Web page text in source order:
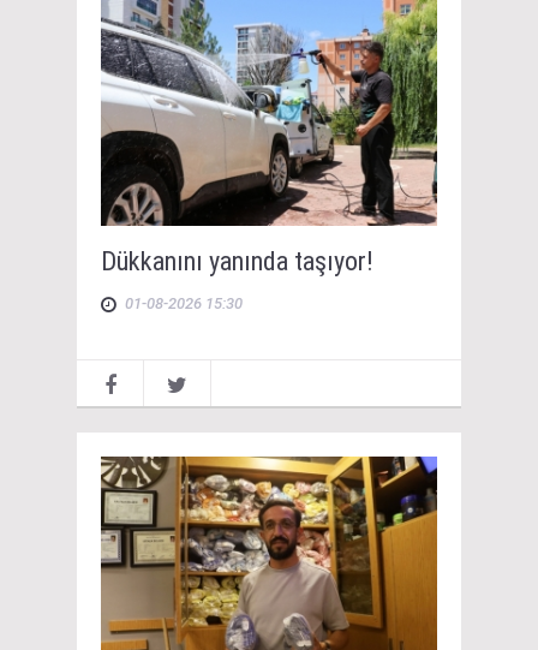
Dükkanını yanında taşıyor!
01-08-2026 15:30